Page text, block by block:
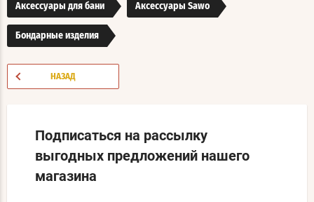
Аксессуары для бани Аксессуары Sawo
Бондарные изделия
НАЗАД
Подписаться на рассылку
выгодных предложений нашего
магазина